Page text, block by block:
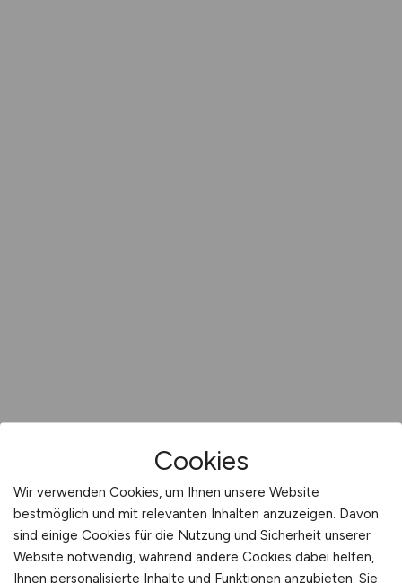
Cookies
Wir verwenden Cookies, um Ihnen unsere Website
bestmöglich und mit relevanten Inhalten anzuzeigen. Davon
sind einige Cookies für die Nutzung und Sicherheit unserer
Website notwendig, während andere Cookies dabei helfen,
Ihnen personalisierte Inhalte und Funktionen anzubieten. Sie